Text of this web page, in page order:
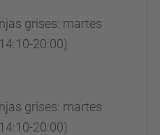
grises: martes
20:00)
grises: martes
20:00)